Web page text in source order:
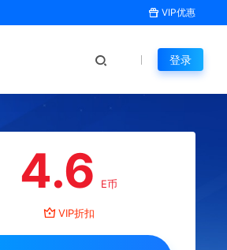
VIP优惠
登录
4.6 E币
VIP折扣